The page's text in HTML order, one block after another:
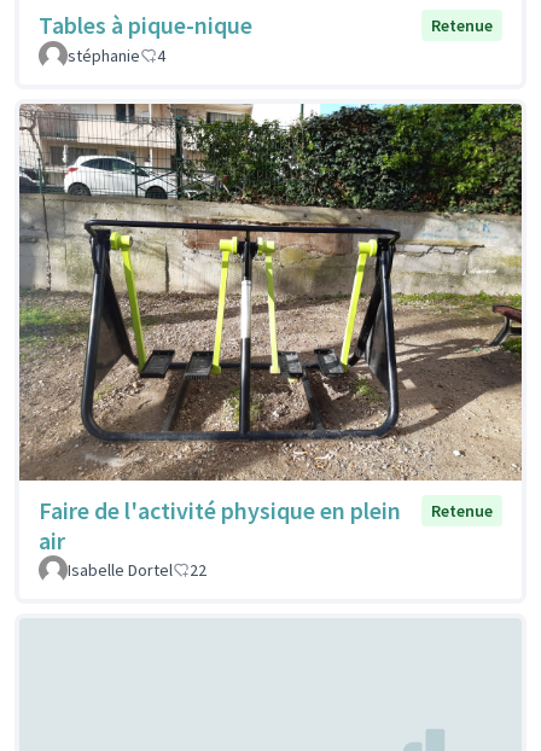
Tables à pique-nique
Retenue
stéphanie
4
Faire de l'activité physique en plein
air
Retenue
Isabelle Dortel 22